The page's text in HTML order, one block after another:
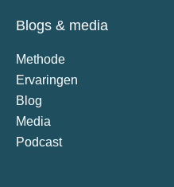
Blogs & media
Methode
Ervaringen
Blog
Media
Podcast